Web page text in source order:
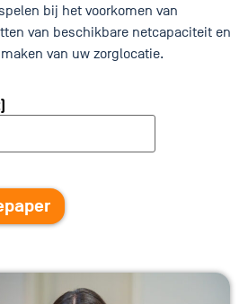
bij het voorkomen van
van beschikbare netcapaciteit en
van uw zorglocatie.